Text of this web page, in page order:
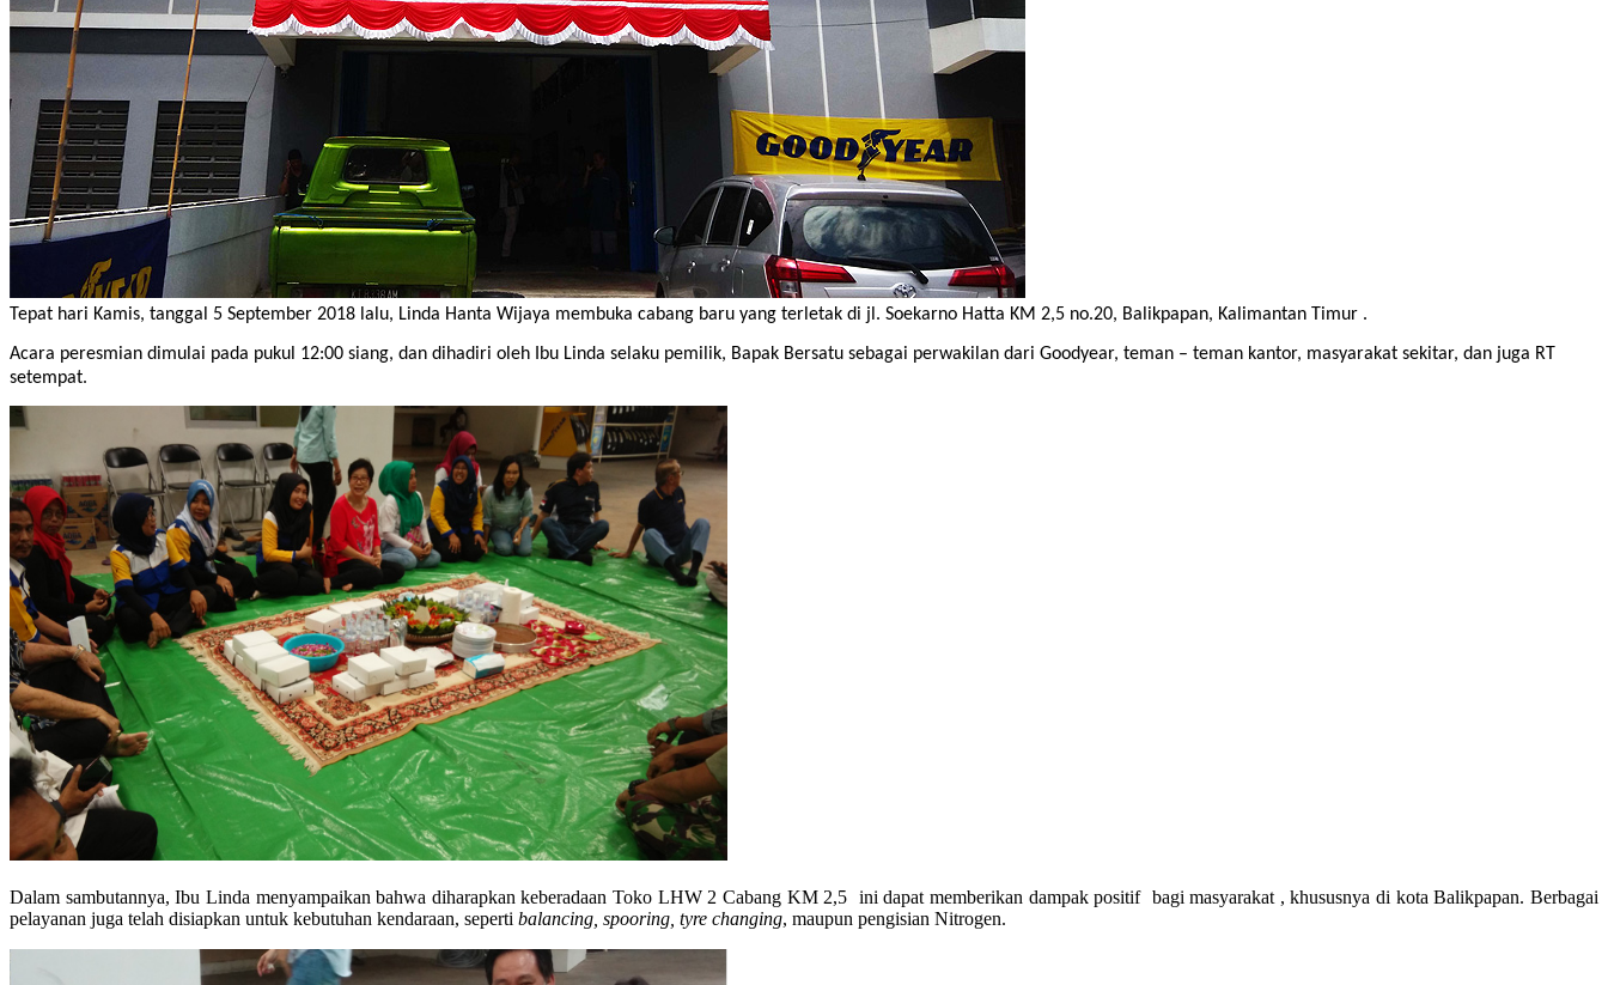
Tepat hari Kamis, tanggal 5 September 2018 lalu, Linda Hanta Wijaya membuka cabang baru yang terletak di jl. Soekarno Hatta KM 2,5 no.20, Balikpapan, Kalimantan Timur .
Acara peresmian dimulai pada pukul 12:00 siang, dan dihadiri oleh Ibu Linda selaku pemilik, Bapak Bersatu sebagai perwakilan dari Goodyear, teman – teman kantor, masyarakat sekitar, dan juga RT
setempat.
Dalam sambutannya, Ibu Linda menyampaikan bahwa diharapkan keberadaan Toko LHW 2 Cabang KM 2,5 ini dapat memberikan dampak positif bagi masyarakat , khususnya di kota Balikpapan. Berbagai
pelayanan juga telah disiapkan untuk kebutuhan kendaraan, seperti balancing, spooring, tyre changing, maupun pengisian Nitrogen.